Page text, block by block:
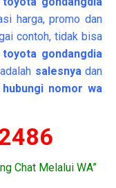
harga, promo dan
contoh, tidak bisa
gondangdia
salesnyadan
hubungi nomor wa
Chat Melalui WA”